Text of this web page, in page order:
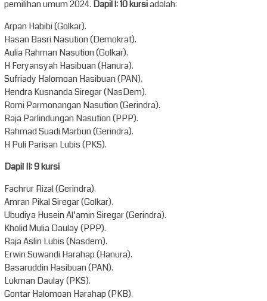
pemilihan umum 2024. Dapil l: 10 kursiadalah:
Arpan Habibi (Golkar).
Hasan Basri Nasution (Demokrat).
Aulia Rahman Nasution (Golkar).
H Feryansyah Hasibuan (Hanura).
Sufriady Halomoan Hasibuan (PAN).
Hendra Kusnanda Siregar (NasDem).
Romi Parmonangan Nasution (Gerindra).
Raja Parlindungan Nasution (PPP).
Rahmad Suadi Marbun (Gerindra).
H Puli Parisan Lubis (PKS).
Dapil II: 9 kursi
Fachrur Rizal (Gerindra).
Amran Pikal Siregar (Golkar).
Ubudiya Husein Al’amin Siregar (Gerindra).
Kholid Mulia Daulay (PPP).
Raja Aslin Lubis (Nasdem).
Erwin Suwandi Harahap (Hanura).
Basaruddin Hasibuan (PAN).
Lukman Daulay (PKS).
Gontar Halomoan Harahap (PKB).